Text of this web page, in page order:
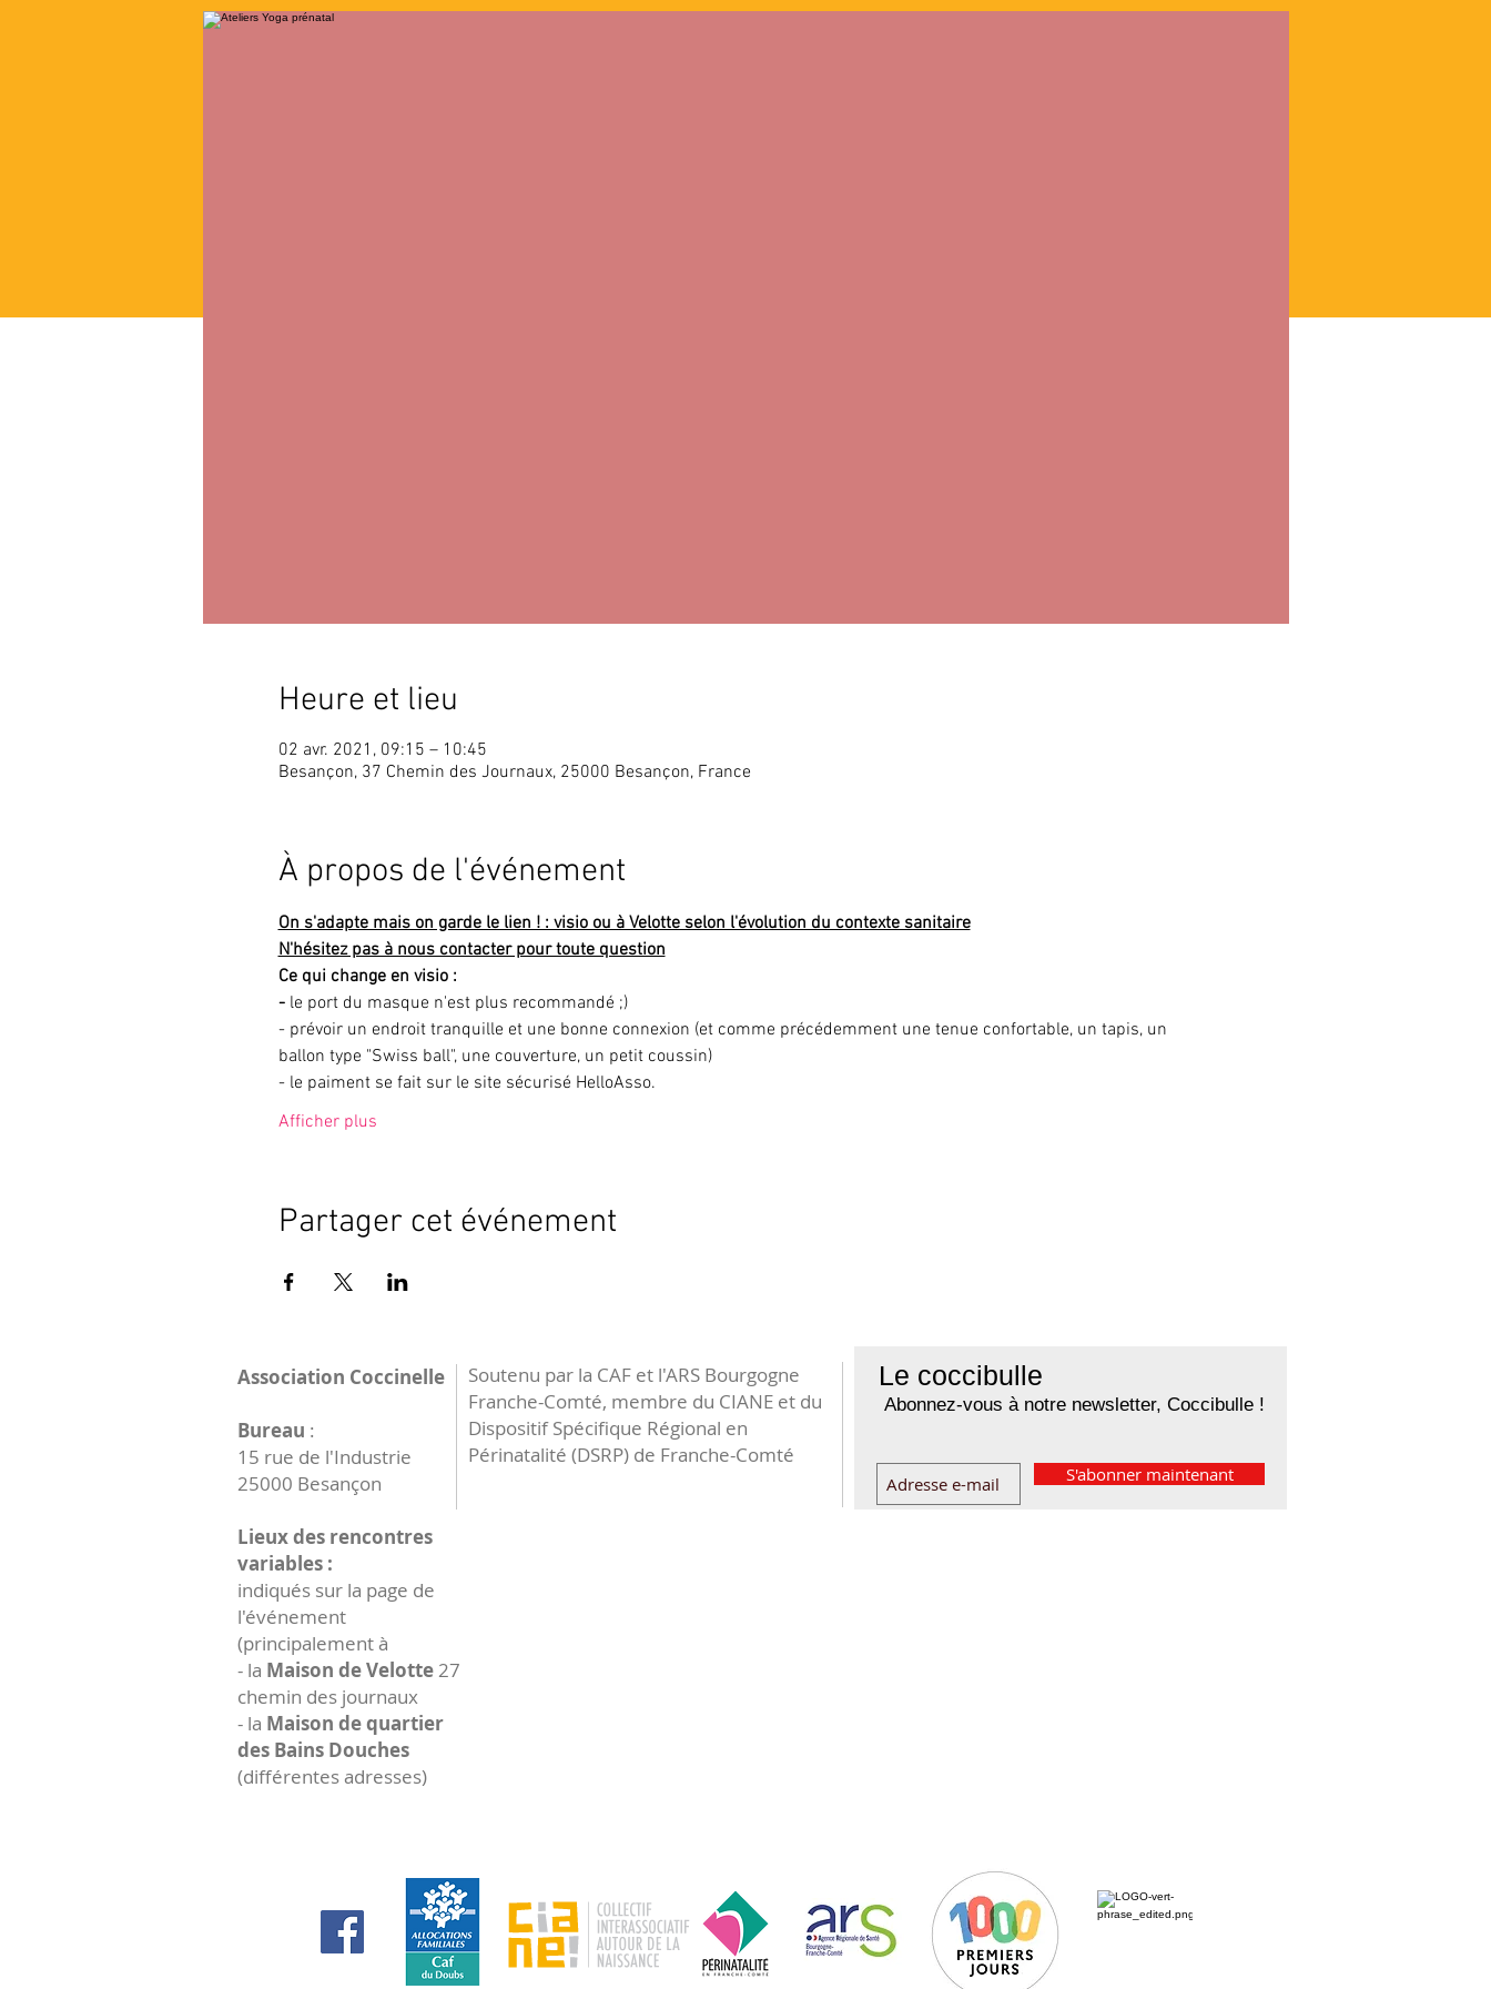
Heure et lieu
02 avr. 2021, 09:15 – 10:45
Besançon, 37 Chemin des Journaux, 25000 Besançon, France
À propos de l'événement
On s'adapte mais on garde le lien ! : visio ou à Velotte selon l'évolution du contexte sanitaire
N'hésitez pas à nous contacter pour toute question
Ce qui change en visio :
- le port du masque n'est plus recommandé ;)
- prévoir un endroit tranquille et une bonne connexion (et comme précédemment une tenue confortable, un tapis, un
ballon type "Swiss ball", une couverture, un petit coussin)
- le paiment se fait sur le site sécurisé HelloAsso.
Afficher plus
Partager cet événement
Le coccibulle
Abonnez-vous à notre newsletter, Coccibulle !
S'abonner maintenant
Association Coccinelle
Bureau :
15 rue de l'Industrie
25000 Besançon
Lieux des rencontres
variables :
indiqués sur la page de
l'événement
(principalement à
- la Maison de Velotte27
chemin des journaux
- la Maison de quartier
des Bains Douches
(différentes adresses)
Soutenu par la CAF et l'ARS Bourgogne
Franche-Comté, membre du CIANE et du
Dispositif Spécifique Régional en
Périnatalité (DSRP) de Franche-Comté